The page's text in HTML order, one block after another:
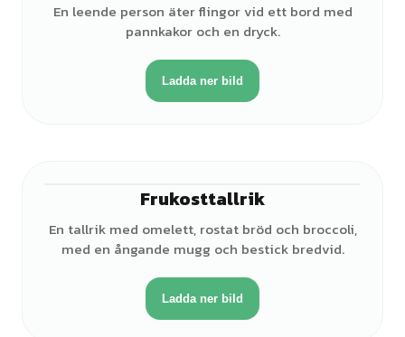
En leende person äter flingor vid ett bord med
pannkakor och en dryck.
Ladda ner bild
Frukosttallrik
En tallrik med omelett, rostat bröd och broccoli,
med en ångande mugg och bestick bredvid.
Ladda ner bild